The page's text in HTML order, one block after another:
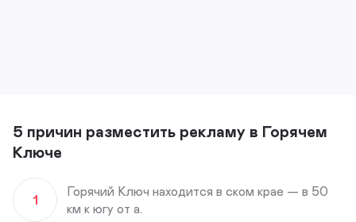
5 причин разместить рекламу в Горячем
Ключе
1
Горячий Ключ находится в ском крае — в 50
км к югу от а.